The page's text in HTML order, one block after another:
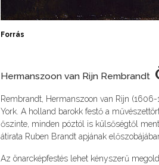
Forrás
Hermanszoon van Rijn Rembrandt
Rembrandt, Hermanszoon van Rijn
York. A holland barokk festő a
őszinte, minden póztól is külsőségtől
átirata Ruben Brandt apjának
Az önarcképfestés lehet kényszerű